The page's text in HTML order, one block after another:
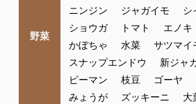
野菜
ニンジン
ジャガイモ シ
ショウガ
トマト エノキ
かぼちゃ
水菜 サツマイ
スナップエンドウ
新ジャ
ピーマン
枝豆 ゴーヤ
みょうが
ズッキーニ 大